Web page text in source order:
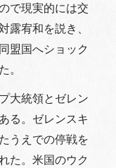
で現実的には交
露宥和を説き、
盟国へショック
。
大統領とゼレン
る。ゼレンスキ
うえでの停戦を
た。米国のウク